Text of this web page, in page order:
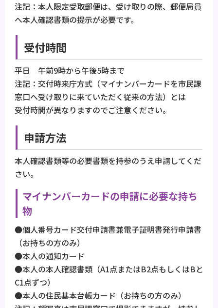
注記：本人限定受取郵便は、受け取りの際、郵便局員
へ本人確認書類の提示が必要です。
受付時間
平日 午前9時から午後5時まで
注記：交付時来庁方式（マイナンバーカードを市民課
窓口へ受け取りに来ていただく従来の方法）とは
受付時間が異なりますのでご注意ください。
申請方法
本人確認書類等の必要書類を持参のうえ申請してくだ
さい。
マイナンバーカードの申請に必要な持ち
物
●個人番号カード交付申請書兼電子証明書発行申請書
（お持ちの方のみ）
●本人の通知カード
●本人の本人確認書類（A1点またはB2点もしくはBと
C1点ずつ）
●本人の住民基本台帳カード（お持ちの方のみ）